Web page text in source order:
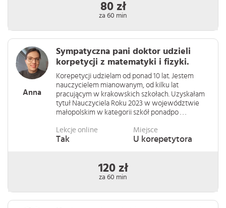
80 zł
za 60 min
Anna
Sympatyczna pani doktor udzieli
korpetycji z matematyki i fizyki.
Korepetycji udzielam od ponad 10 lat. Jestem
nauczycielem mianowanym, od kilku lat
pracującym w krakowskich szkołach. Uzyskałam
tytuł Nauczyciela Roku 2023 w województwie
małopolskim w kategorii szkół ponadpo . . .
Lekcje online
Tak
Miejsce
U korepetytora
120 zł
za 60 min